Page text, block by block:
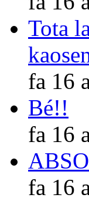
Tota
fa 16
Bé!!
fa 16
fa 16